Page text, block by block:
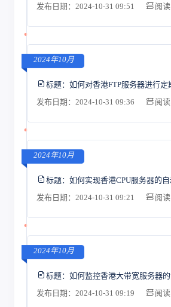
发布日期：2024-10-31 09:51
阅
2024年10月
标题： 如何对香港FTP服务器进行定
发布日期：2024-10-31 09:36
阅
2024年10月
标题： 如何实现香港CPU服务器的自
发布日期：2024-10-31 09:21
阅
2024年10月
标题： 如何监控香港大带宽服务器的
发布日期：2024-10-31 09:19
阅